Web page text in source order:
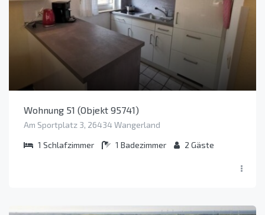
Wohnung 51 (Objekt 95741)
Am Sportplatz 3, 26434 Wangerland
1 Schlafzimmer 1 Badezimmer 2 Gäste